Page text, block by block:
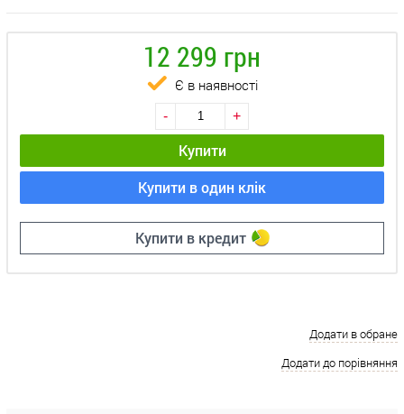
12 299 грн
Є в наявності
- +
Купити
Купити в один клік
Купити в кредит
Додати в обране
Додати до порівняння